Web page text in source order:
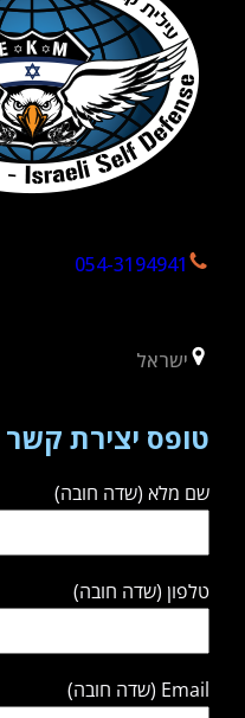
054-3194941
ישראל
טופס יצירת קשר
שם מלא (שדה חובה)
טלפון (שדה חובה)
Email (שדה חובה)